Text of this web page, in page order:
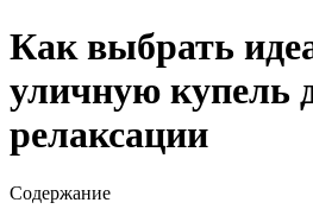
Как выбрать
уличную купель
релаксации
Содержание